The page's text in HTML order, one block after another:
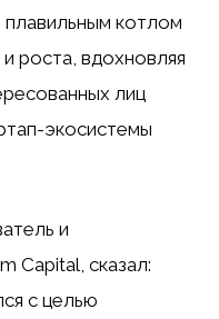
котлом
роста, вдохновляя
лиц
экосистемы
и
Capital, сказал:
с целью